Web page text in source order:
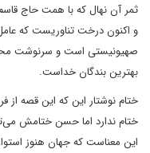
ثمر آن نهال که با همت حاج
و اکنون درخت تناوریست که
صهیونیستی است و سرنوشت
بهترین بندگان خداست.
ختام نوشتار این که این قصه از
ختام ندارد اما حسن ختامش
این معناست که جهان هنوز